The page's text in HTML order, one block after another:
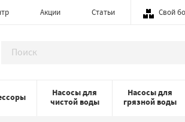
Акции Статьи Свой
Насосы для
чистой воды
Насосы для
грязной воды